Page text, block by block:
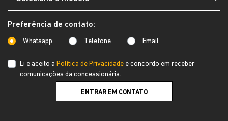
Preferência de contato:
Whatsapp Telefone Email
Li e aceito a Política de Privacidade e concordo em receber
comunicações da concessionária.
ENTRAR EM CONTATO